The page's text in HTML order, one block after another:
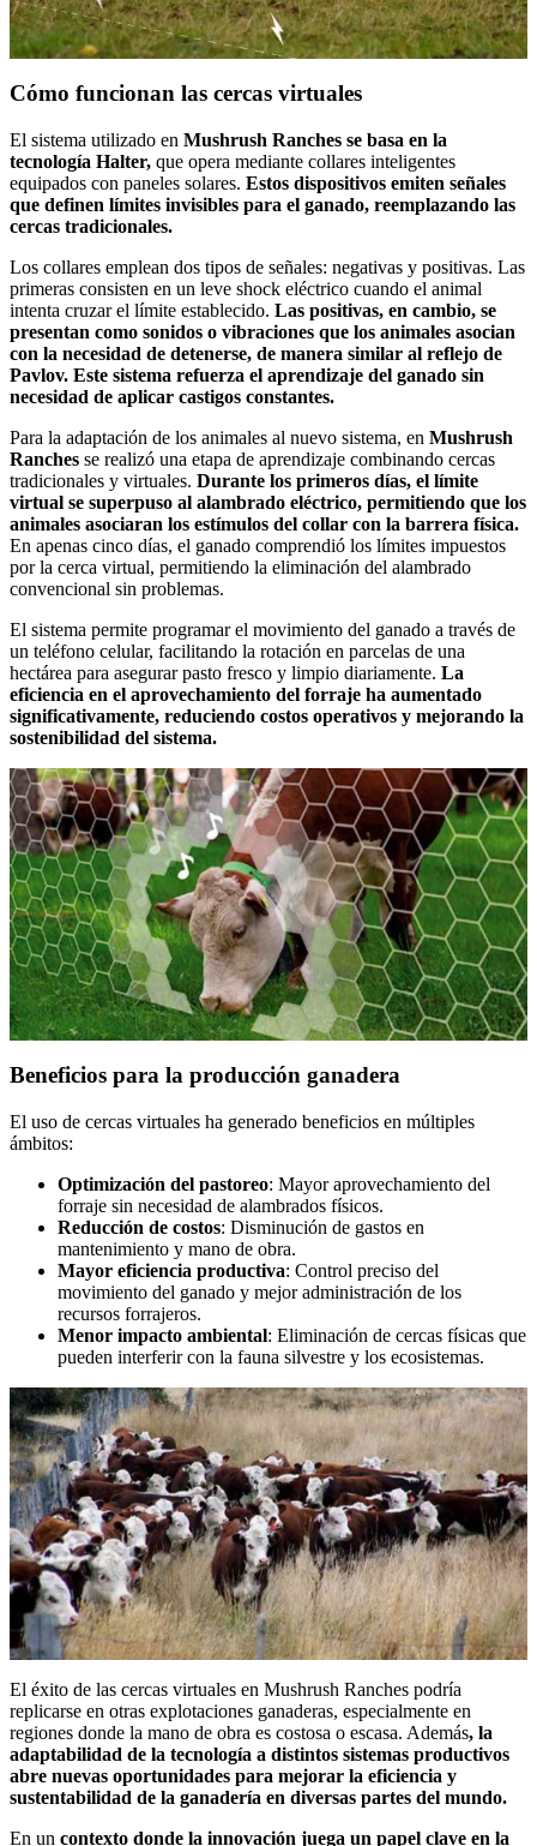
Cómo funcionan las cercas virtuales
El sistema utilizado en Mushrush Ranches se basa en la
tecnología Halter, que opera mediante collares inteligentes
equipados con paneles solares. Estos dispositivos emiten señales
que definen límites invisibles para el ganado, reemplazando las
cercas tradicionales.
Los collares emplean dos tipos de señales: negativas y positivas. Las
primeras consisten en un leve shock eléctrico cuando el animal
intenta cruzar el límite establecido. Las positivas, en cambio, se
presentan como sonidos o vibraciones que los animales asocian
con la necesidad de detenerse, de manera similar al reflejo de
Pavlov. Este sistema refuerza el aprendizaje del ganado sin
necesidad de aplicar castigos constantes.
Para la adaptación de los animales al nuevo sistema, en Mushrush
Ranches se realizó una etapa de aprendizaje combinando cercas
tradicionales y virtuales. Durante los primeros días, el límite
virtual se superpuso al alambrado eléctrico, permitiendo que los
animales asociaran los estímulos del collar con la barrera física.
En apenas cinco días, el ganado comprendió los límites impuestos
por la cerca virtual, permitiendo la eliminación del alambrado
convencional sin problemas.
El sistema permite programar el movimiento del ganado a través de
un teléfono celular, facilitando la rotación en parcelas de una
hectárea para asegurar pasto fresco y limpio diariamente. La
eficiencia en el aprovechamiento del forraje ha aumentado
significativamente, reduciendo costos operativos y mejorando la
sostenibilidad del sistema.
Beneficios para la producción ganadera
El uso de cercas virtuales ha generado beneficios en múltiples
ámbitos:
Optimización del pastoreo: Mayor aprovechamiento del
forraje sin necesidad de alambrados físicos.
Reducción de costos: Disminución de gastos en
mantenimiento y mano de obra.
Mayor eficiencia productiva: Control preciso del
movimiento del ganado y mejor administración de los
recursos forrajeros.
Menor impacto ambiental: Eliminación de cercas físicas que
pueden interferir con la fauna silvestre y los ecosistemas.
El éxito de las cercas virtuales en Mushrush Ranches podría
replicarse en otras explotaciones ganaderas, especialmente en
regiones donde la mano de obra es costosa o escasa. Además, la
adaptabilidad de la tecnología a distintos sistemas productivos
abre nuevas oportunidades para mejorar la eficiencia y
sustentabilidad de la ganadería en diversas partes del mundo.
En un contexto donde la innovación juega un papel clave en la